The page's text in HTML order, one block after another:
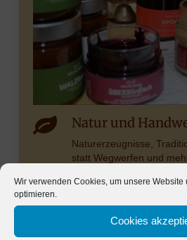
Wir verwenden Cookies, um unsere Website
optimieren.
Cookies
Natur und
Naturerzeugnisse,
statt Wegwerfen und